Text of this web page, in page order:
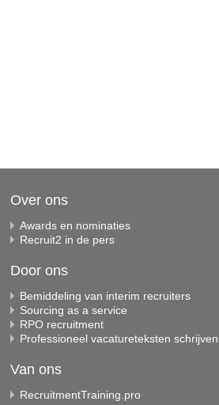
Over ons
Awards en nominaties
Recruit2 in de pers
Door ons
Bemiddeling van interim recruiters
Sourcing as a service
RPO recruitment
Professioneel vacatureteksten schrijven
Van ons
RecruitmentTraining.pro